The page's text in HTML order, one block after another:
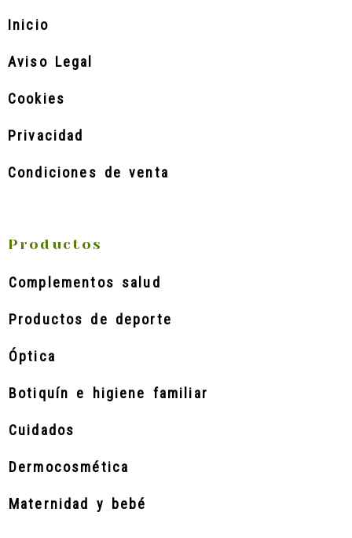
Inicio
Aviso Legal
Cookies
Privacidad
Condiciones de venta
Productos
Complementos salud
Productos de deporte
Óptica
Botiquín e higiene familiar
Cuidados
Dermocosmética
Maternidad y bebé